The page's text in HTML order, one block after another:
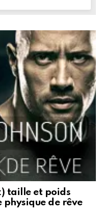
taille et poids
physique de rêve